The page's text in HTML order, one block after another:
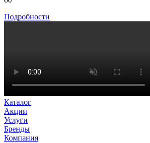
Подробности
Каталог
Акции
Услуги
Бренды
Компания